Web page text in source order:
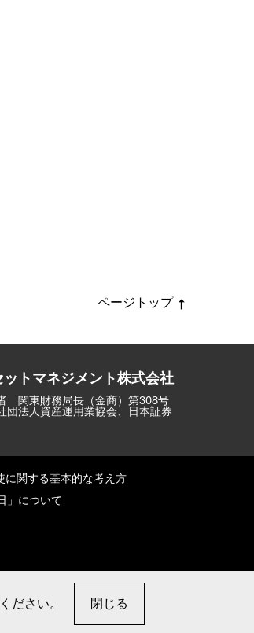
ページトップ
ットマネジメント株式会社
関東財務局長（金商）第308号
団法人資産運用業協会、日本証券
に関する基本的な考え方
」について
ださい。 閉じる